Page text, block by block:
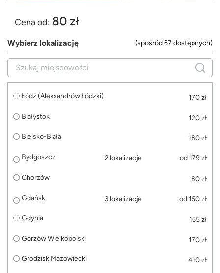
Cena od: 80 zł
Wybierz lokalizację (spośród 67 dostępnych)
Łódź (Aleksandrów Łódzki) 170 zł
Białystok 120 zł
Bielsko-Biała 180 zł
Bydgoszcz 2 lokalizacje od 179 zł
Chorzów 80 zł
Gdańsk 3 lokalizacje od 150 zł
Gdynia 165 zł
Gorzów Wielkopolski 170 zł
Grodzisk Mazowiecki 410 zł